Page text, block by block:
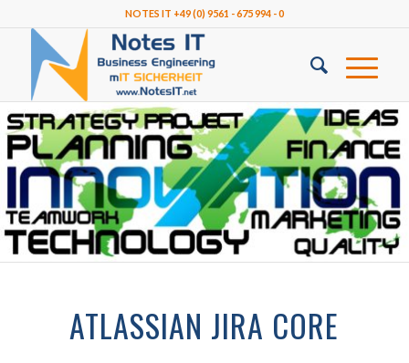
NOTES IT +49 (0) 9561 - 675 994 - 0
ATLASSIAN JIRA CORE